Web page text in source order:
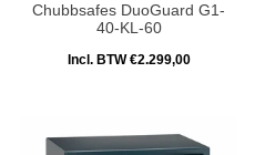
Chubbsafes DuoGuard G1-
40-KL-60
Incl. BTW €2.299,00